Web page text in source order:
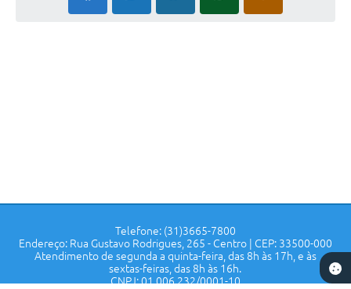
Telefone: (31)3665-7800
Endereço: Rua Gustavo Rodrigues, 265 - Centro | CEP: 33500-000
Atendimento de segunda a quinta-feira, das 8h às 17h, e às
sextas-feiras, das 8h às 16h.
CNPJ: 01.006.232/0001-10